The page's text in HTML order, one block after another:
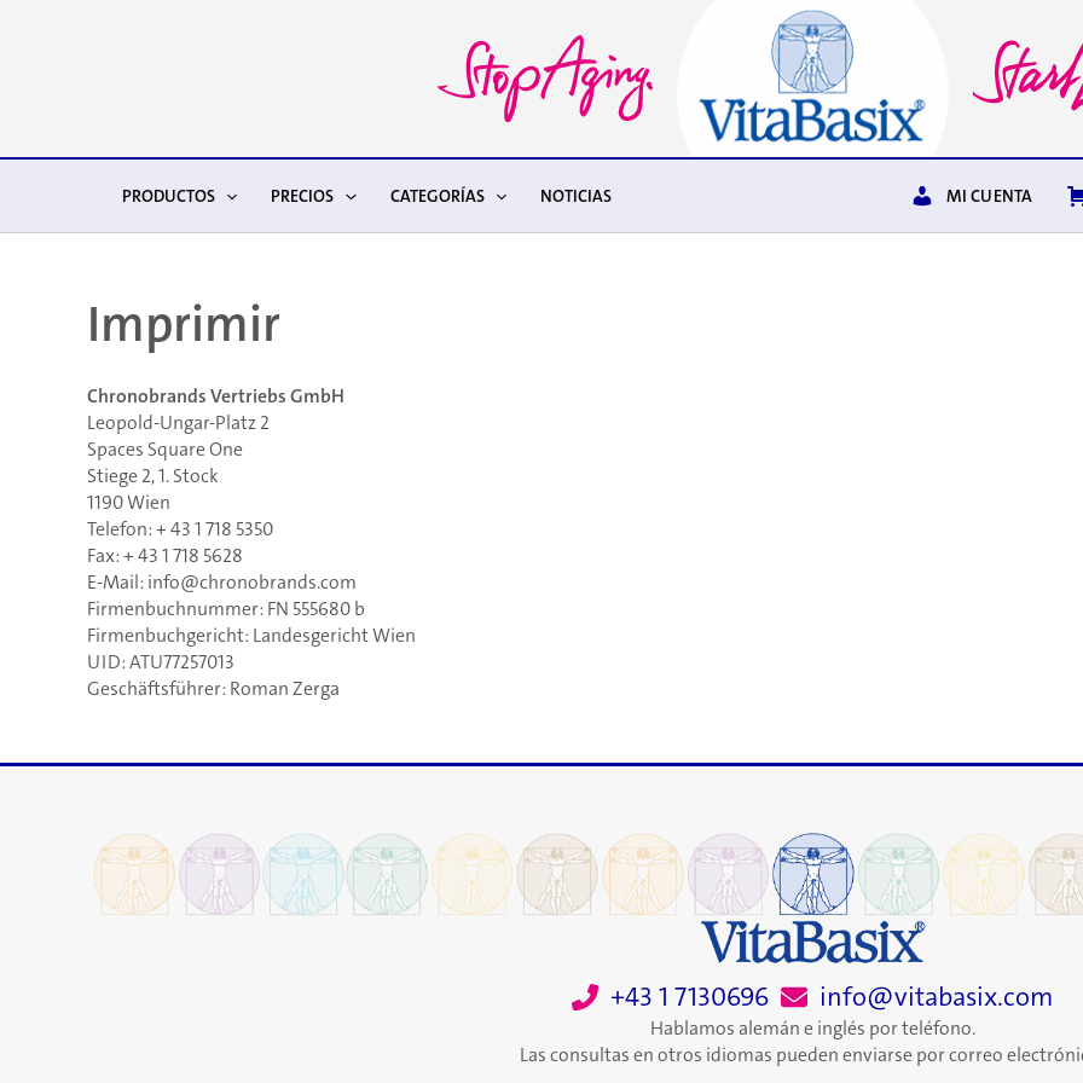
PRODUCTOS PRECIOS CATEGORÍAS NOTICIAS MI CUENTA
Imprimir
Chronobrands Vertriebs GmbH
Leopold-Ungar-Platz 2
Spaces Square One
Stiege 2, 1. Stock
1190 Wien
Telefon: + 43 1 718 5350
Fax: + 43 1 718 5628
E-Mail: info@chronobrands.com
Firmenbuchnummer: FN 555680 b
Firmenbuchgericht: Landesgericht Wien
UID: ATU77257013
Geschäftsführer: Roman Zerga
+43 1 7130696 info@vitabasix.com
Hablamos alemán e inglés por teléfono.
Las consultas en otros idiomas pueden enviarse por correo